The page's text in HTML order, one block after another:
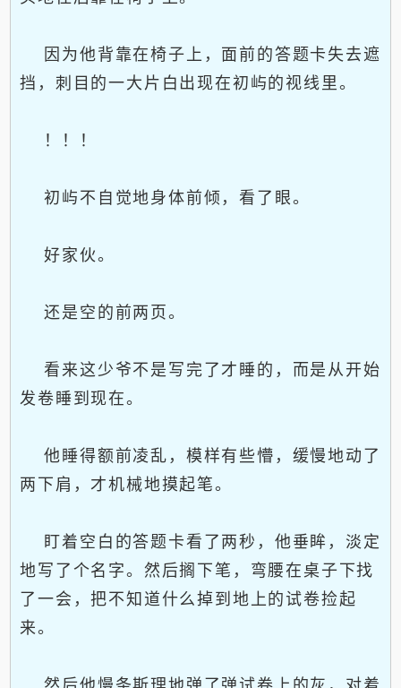
因为他背靠在椅子上，面前的答题卡失去遮
挡，刺目的一大片白出现在初屿的视线里。
！！！
初屿不自觉地身体前倾，看了眼。
好家伙。
还是空的前两页。
看来这少爷不是写完了才睡的，而是从开始
发卷睡到现在。
他睡得额前凌乱，模样有些懵，缓慢地动了
两下肩，才机械地摸起笔。
盯着空白的答题卡看了两秒，他垂眸，淡定
地写了个名字。然后搁下笔，弯腰在桌子下找
了一会，把不知道什么掉到地上的试卷捡起
来。